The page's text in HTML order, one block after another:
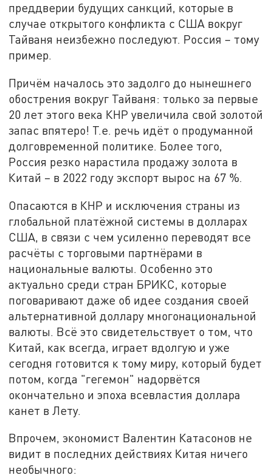
преддверии будущих санкций, которые в
случае открытого конфликта с США вокруг
Тайваня неизбежно последуют. Россия – тому
пример.
Причём началось это задолго до нынешнего
обострения вокруг Тайваня: только за первые
20 лет этого века КНР увеличила свой золотой
запас впятеро! Т.е. речь идёт о продуманной
долговременной политике. Более того,
Россия резко нарастила продажу золота в
Китай – в 2022 году экспорт вырос на 67 %.
Опасаются в КНР и исключения страны из
глобальной платёжной системы в долларах
США, в связи с чем усиленно переводят все
расчёты с торговыми партнёрами в
национальные валюты. Особенно это
актуально среди стран БРИКС, которые
поговаривают даже об идее создания своей
альтернативной доллару многонациональной
валюты. Всё это свидетельствует о том, что
Китай, как всегда, играет вдолгую и уже
сегодня готовится к тому миру, который будет
потом, когда "гегемон" надорвётся
окончательно и эпоха всевластия доллара
канет в Лету.
Впрочем, экономист Валентин Катасонов не
видит в последних действиях Китая ничего
необычного: